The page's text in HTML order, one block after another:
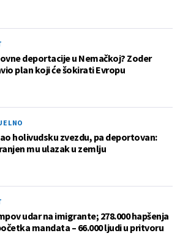
deportacije u Nemačkoj? Zoder
plan koji će šokirati Evropu
holivudsku zvezdu, pa deportovan:
mu ulazak u zemlju
udar na imigrante; 278.000 hapšenja
mandata – 66.000 ljudi u pritvoru